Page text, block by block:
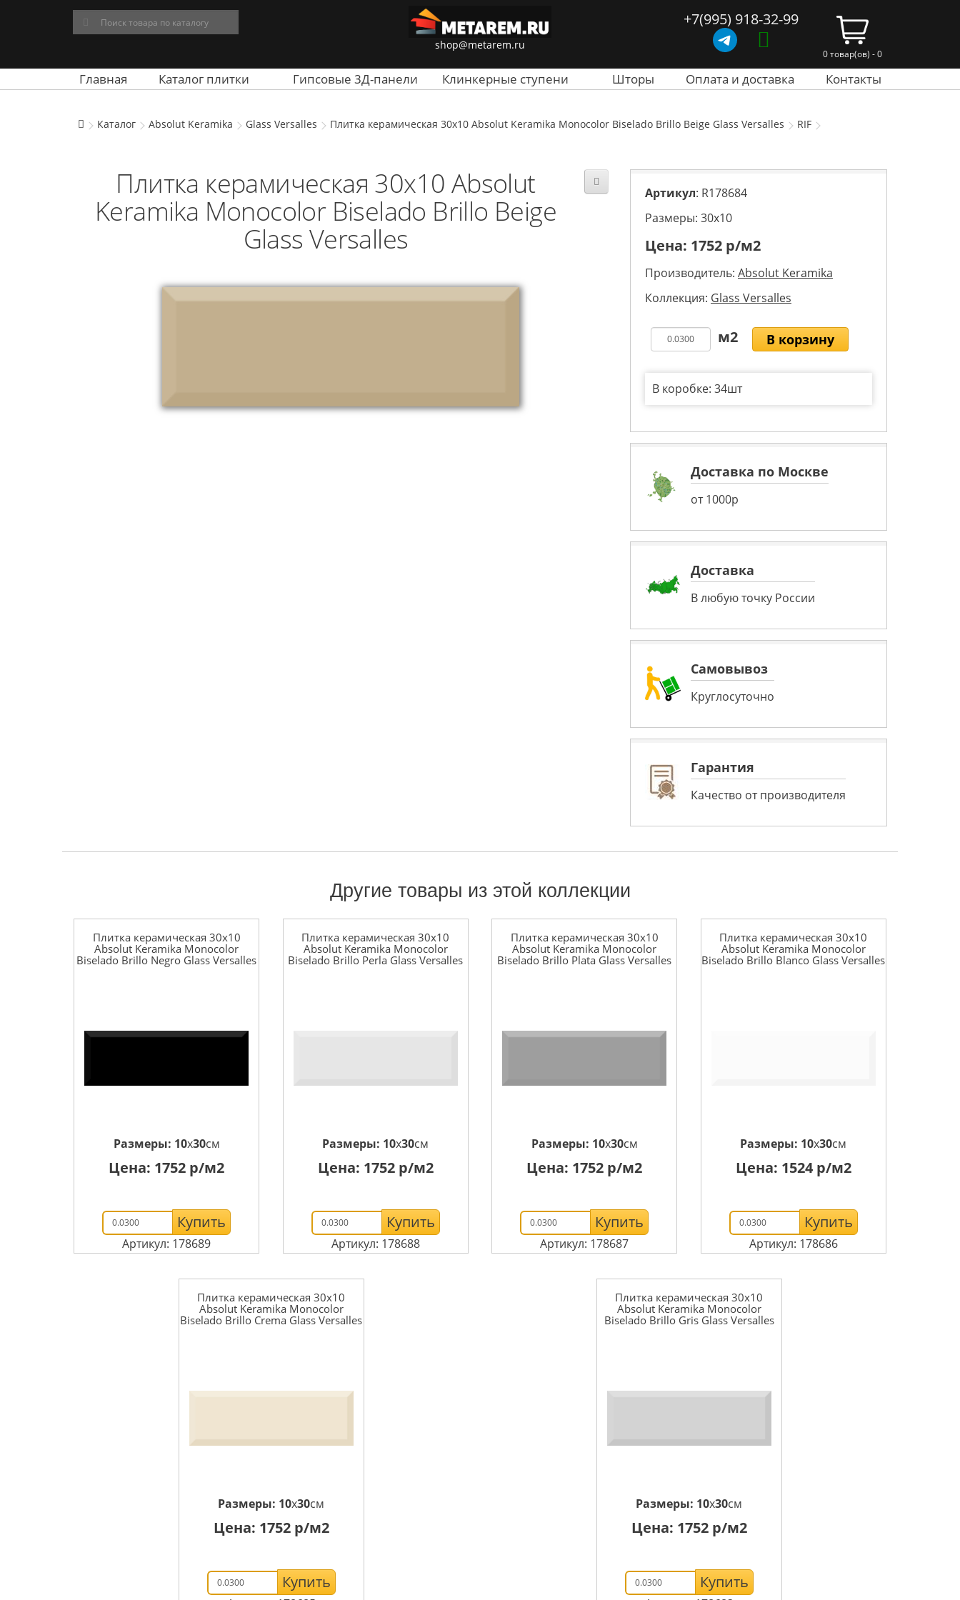
shop@metarem.ru
+7(995) 918-32-99
0 товар(ов) - 0
Главная Каталог плитки Гипсовые 3Д-панели Клинкерные ступени Шторы Оплата и доставка Контакты
Каталог Absolut Keramika Glass Versalles Плитка керамическая 30x10 Absolut Keramika Monocolor Biselado Brillo Beige Glass Versalles RIF
Плитка керамическая 30x10 Absolut
Keramika Monocolor Biselado Brillo Beige
Glass Versalles
Артикул: R178684
Размеры: 30х10
Цена: 1752 р/м2
Производитель: Absolut Keramika
Коллекция: Glass Versalles
В корзину
В коробке: 34шт
Доставка по Москве
от 1000р
Доставка
В любую точку России
Самовывоз
Круглосуточно
Гарантия
Качество от производителя
Другие товары из этой коллекции
Плитка керамическая 30x10
Absolut Keramika Monocolor
Biselado Brillo Negro Glass Versalles
Размеры: 10x30см
Цена: 1752 р/м2
Купить
Артикул: 178689
Плитка керамическая 30x10
Absolut Keramika Monocolor
Biselado Brillo Perla Glass Versalles
Размеры: 10x30см
Цена: 1752р/м2
Купить
Артикул: 178688
Плитка керамическая 30x10
Absolut Keramika Monocolor
Biselado Brillo Plata Glass Versalles
Размеры: 10x30см
Цена: 1752 р/м2
Купить
Артикул: 178687
Плитка керамическая 30x10
Absolut Keramika Monocolor
Biselado Brillo Blanco Glass Versalles
Размеры: 10x30см
Цена: 1524р/м2
Купить
Артикул: 178686
Плитка керамическая 30x10
Absolut Keramika Monocolor
Biselado Brillo Crema Glass Versalles
Размеры: 10x30см
Цена: 1752р/м2
Купить
Плитка керамическая 30x10
Absolut Keramika Monocolor
Biselado Brillo Gris Glass Versalles
Размеры: 10x30см
Цена: 1752р/м2
Купить